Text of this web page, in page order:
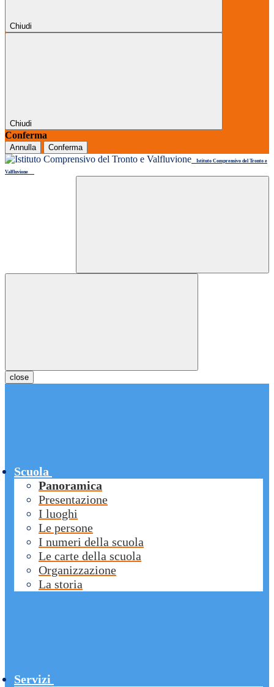
Chiudi
Chiudi
Conferma
Annulla Conferma
Istituto Comprensivo del Tronto e
Valfluvione
close
Scuola
Panoramica
Presentazione
I luoghi
Le persone
I numeri della scuola
Le carte della scuola
Organizzazione
La storia
Servizi